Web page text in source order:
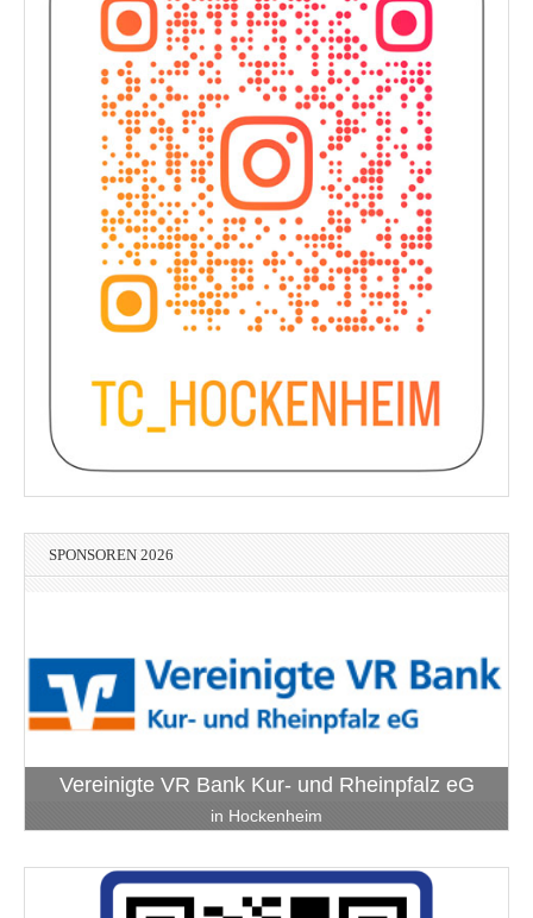
SPONSOREN 2026
Vereinigte VR Bank Kur- und Rheinpfalz eG
in Hockenheim